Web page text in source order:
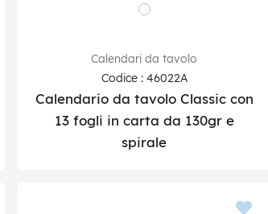
Calendari da tavolo
Codice : 46022A
Calendario da tavolo Classic con
13 fogli in carta da 130gr e
spirale